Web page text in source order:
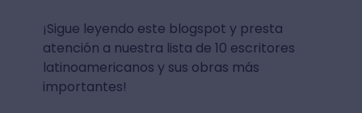
¡Sigue leyendo este blogspot y presta
atención a nuestra lista de 10 escritores
latinoamericanos y sus obras más
importantes!